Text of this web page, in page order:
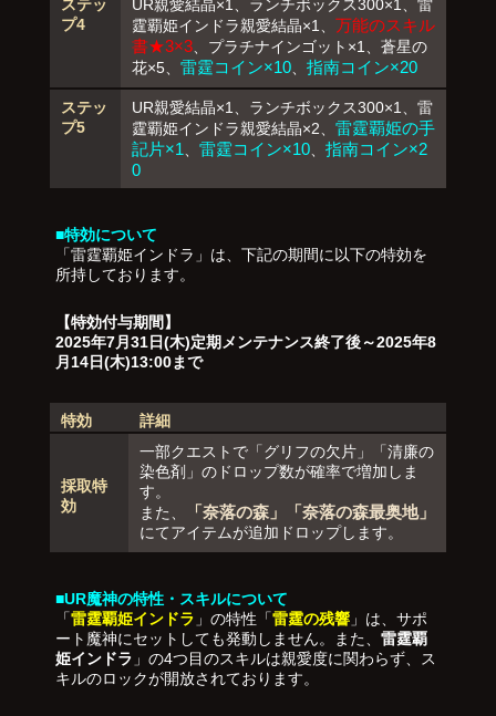
ステッ
プ4
UR親愛結晶×1、ランチボックス300×1、雷
霆覇姫インドラ親愛結晶×1、 万能のスキル
書★3×3、プラチナインゴット×1、蒼星の
花×5、 雷霆コイン×10、 指南コイン×20
ステッ
プ5
UR親愛結晶×1、ランチボックス300×1、雷
霆覇姫インドラ親愛結晶×2、 雷霆覇姫の手
記片×1
雷霆コイン×10、 指南コイン×2
0
■特効について
「雷霆覇姫インドラ」は、下記の期間に以下の特効を
所持しております。
【特効付与期間】
2025年7月31日(木)定期メンテナンス終了後～2025年8
月14日(木)13:00まで
特効 詳細
採取特
効
一部クエストで「グリフの欠片」「清廉の
染色剤」のドロップ数が確率で増加しま
す。
また、
「奈落の森」「奈落の森最奥地」
にてアイテムが追加ドロップします。
■UR魔神の特性・スキルについて
「雷霆覇姫インドラ 」の特性「雷霆の残響」は、サポ
ート魔神にセットしても発動しません。また、 雷霆覇
姫インドラ 」の4つ目のスキルは親愛度に関わらず、ス
キルのロックが開放されております。